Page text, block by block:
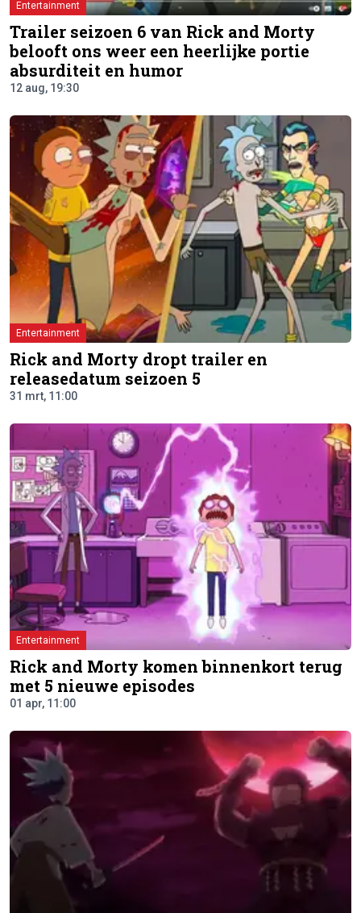
Entertainment
Trailer seizoen 6 van Rick and Morty
belooft ons weer een heerlijke portie
absurditeit en humor
12 aug, 19:30
Entertainment
Rick and Morty dropt trailer en
releasedatum seizoen 5
31 mrt, 11:00
Entertainment
Rick and Morty komen binnenkort terug
met 5 nieuwe episodes
01 apr, 11:00